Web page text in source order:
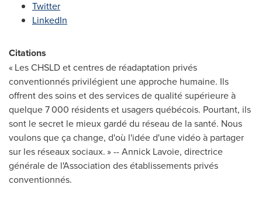
Twitter
LinkedIn
Citations
« Les CHSLD et centres de réadaptation privés
conventionnés privilégient une approche humaine. Ils
offrent des soins et des services de qualité supérieure à
quelque 7 000 résidents et usagers québécois. Pourtant, ils
sont le secret le mieux gardé du réseau de la santé. Nous
voulons que ça change, d'où l'idée d'une vidéo à partager
sur les réseaux sociaux. » --Annick Lavoie, directrice
générale de l'Association des établissements privés
conventionnés.